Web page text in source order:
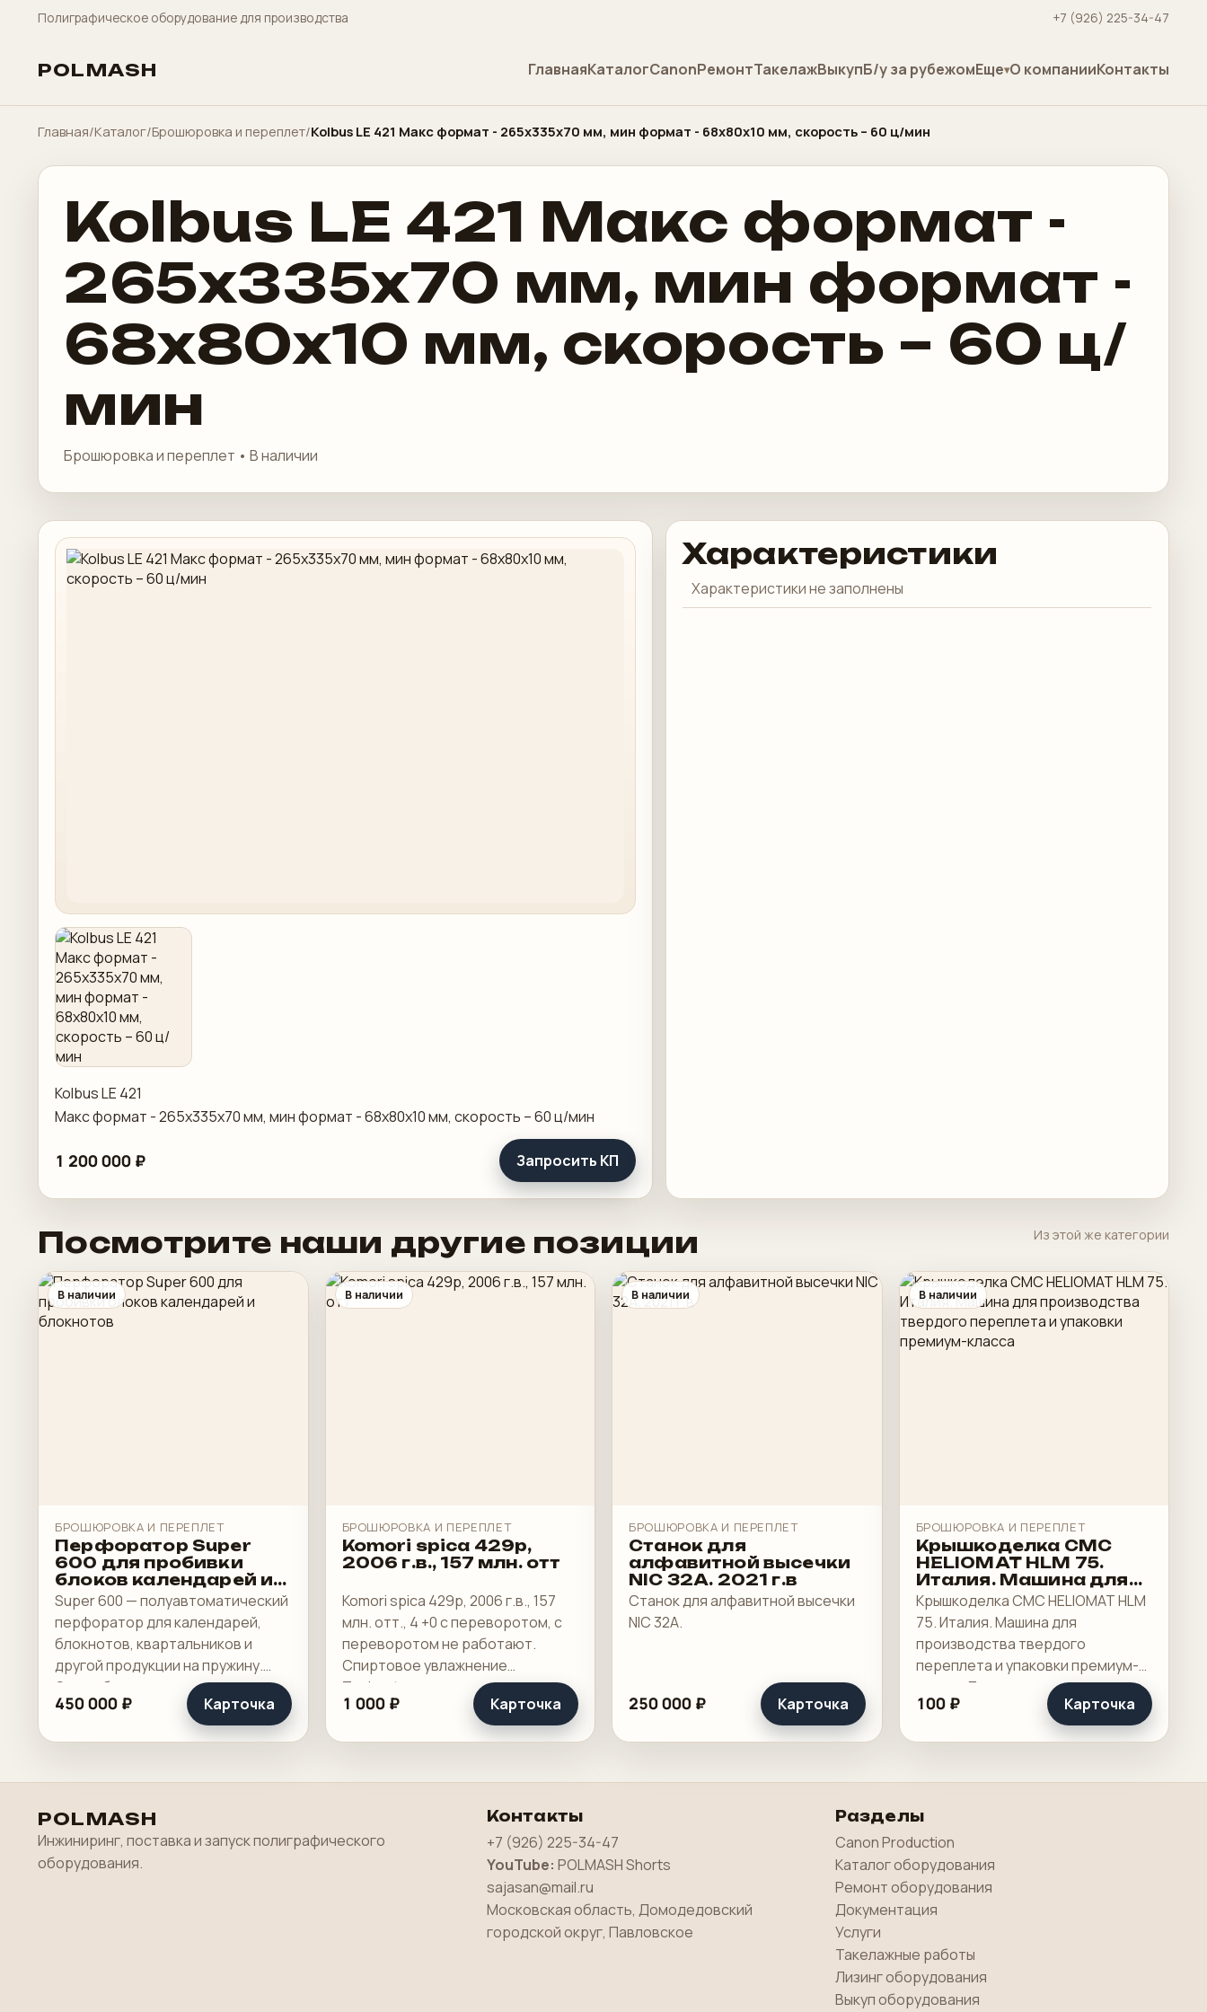
Полиграфическое оборудование для производства +7 (926) 225-34-47
POLMASH ГлавнаяКаталогCanonРемонтТакелажВыкупБ/у за рубежомЕще О компанииКонтакты
Главная/Каталог/Брошюровка и переплет/Kolbus LE 421 Макс формат - 265x335x70 мм, мин формат - 68x80x10 мм, скорость – 60 ц/мин
Kolbus LE 421 Макс формат -
265x335x70 мм, мин формат -
68x80x10 мм, скорость – 60 ц/
мин
Брошюровка и переплет • В наличии
Kolbus LE 421
Макс формат - 265x335x70 мм, мин формат - 68x80x10 мм, скорость – 60 ц/мин
1 200 000 ₽ Запросить КП
Характеристики
Характеристики не заполнены
Посмотрите наши другие позиции Из этой же категории
В наличии
БРОШЮРОВКА И ПЕРЕПЛЕТ
Перфоратор Super
600 для пробивки
блоков календарей и
блокнотов
Super 600 — полуавтоматический
перфоратор для календарей,
блокнотов, квартальников и
другой продукции на пружину.
Это рабочая машина для
переплетного участка, где важны
широкая зона пробивки, быстрая
450 000 ₽ Карточка
В наличии
БРОШЮРОВКА И ПЕРЕПЛЕТ
Komori spica 429p,
2006 г.в., 157 млн. отт
Komori spica 429p, 2006 г.в., 157
млн. отт., 4 +0 с переворотом, с
переворотом не работают.
Спиртовое увлажнение
Technotrans.
1 000 ₽ Карточка
В наличии
БРОШЮРОВКА И ПЕРЕПЛЕТ
Станок для
алфавитной высечки
NIC 32A. 2021 г.в
Станок для алфавитной высечки
NIC 32A.
250 000 ₽ Карточка
В наличии
БРОШЮРОВКА И ПЕРЕПЛЕТ
Крышкоделка CMC
HELIOMAT HLM 75.
Италия. Машина для
производства
твердого переплета и
упаковки премиум-
класса
Крышкоделка CMC HELIOMAT HLM
75. Италия. Машина для
производства твердого
переплета и упаковки премиум-
класса Для изготовления:
Книжных переплетных крышек,
Папок-регистраторов и архивных
100 ₽ Карточка
POLMASH
Инжиниринг, поставка и запуск полиграфического
оборудования.
Контакты
+7 (926) 225-34-47
YouTube: POLMASH Shorts
sajasan@mail.ru
Московская область, Домодедовский
городской округ, Павловское
Разделы
Canon Production
Каталог оборудования
Ремонт оборудования
Документация
Услуги
Такелажные работы
Лизинг оборудования
Выкуп оборудования